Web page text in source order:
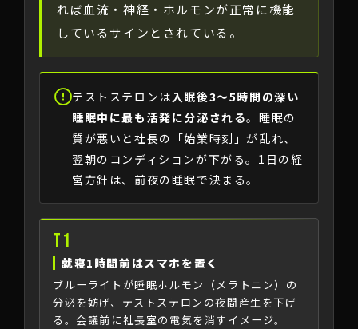
れば血流・神経・ホルモンが正常に機能
しているサインとされている。
テストステロンは入眠後3〜5時間の深い
睡眠中に最も活発に分泌される。睡眠の
質が悪いと社長の「始業時刻」が乱れ、
翌朝のコンディションが下がる。1日の経
営方針は、前夜の睡眠で決まる。
T1
就寝1時間前はスマホを置く
ブルーライトが睡眠ホルモン（メラトニン）の
分泌を妨げ、テストステロンの夜間産生を下げ
る。会議前に社長室の電気を消すイメージ。